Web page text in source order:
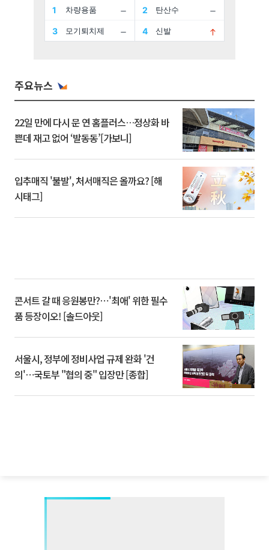
주요뉴스
22일 만에 다시 문 연 홈플러스…정상화 바
쁜데 재고 없어 ‘발동동’[가보니]
입추매직 '불발', 처서매직은 올까요? [해
시태그]
콘서트 갈 때 응원봉만?⋯'최애' 위한 필수
품 등장이오! [솔드아웃]
서울시, 정부에 정비사업 규제 완화 '건
의'⋯국토부 "협의 중" 입장만 [종합]